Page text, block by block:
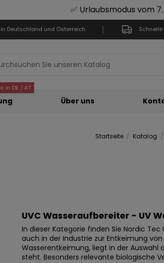
✅ Urlaubsmodus vom
Deutschland und Österreich
in DE / AT
Über uns
Startseite Katalog
UVC Wasseraufbereiter - UV
In dieser Kategorie finden Sie Nordic Tec
auch in der Industrie zur Entkeimung
Wasserentkeimung, liegt in der Auswahl
steht. Besonders relevante biologische